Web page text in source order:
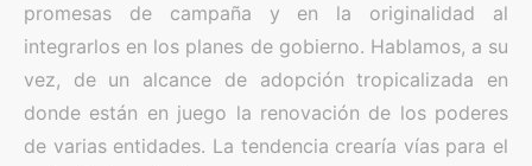
promesas de campaña y en la originalidad al
integrarlos en los planes de gobierno. Hablamos, a su
vez, de un alcance de adopción tropicalizada en
donde están en juego la renovación de los poderes
de varias entidades. La tendencia crearía vías para el